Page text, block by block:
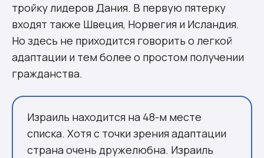
тройку лидеров Дания. В первую пятерку
входят также Швеция, Норвегия и Исландия.
Но здесь не приходится говорить о легкой
адаптации и тем более о простом получении
гражданства.
Израиль находится на 48-м месте
списка. Хотя с точки зрения адаптации
страна очень дружелюбна. Израиль